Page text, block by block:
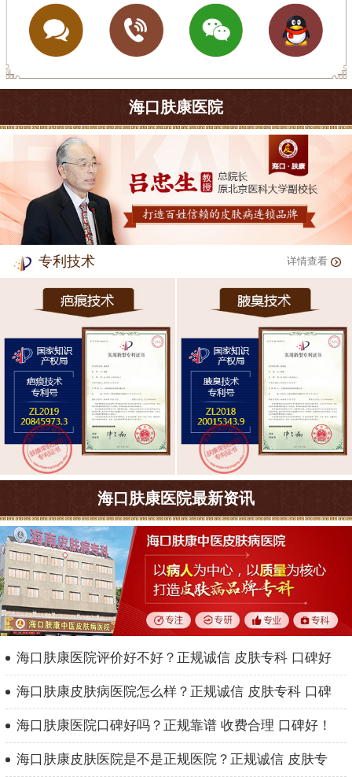
海口肤康医院
专利技术 详情查看
海口肤康医院最新资讯
海口肤康医院评价好不好？正规诚信 皮肤专科 口碑好
海口肤康皮肤病医院怎么样？正规诚信 皮肤专科 口碑
海口肤康医院口碑好吗？正规靠谱 收费合理 口碑好！
海口肤康皮肤医院是不是正规医院？正规诚信 皮肤专